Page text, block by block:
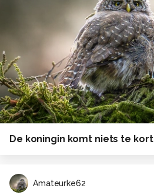
De koningin komt niets te kort
Amateurke62